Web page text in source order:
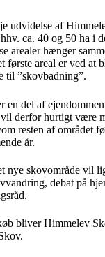
udvidelse af
ca. 40 og 50 ha i
arealer hænger
første areal er ved at
til ”skovbadning”.
en del af
vil derfor hurtigt være
resten af området
år.
nye skovområde vil
debat på
bliver Himmelev